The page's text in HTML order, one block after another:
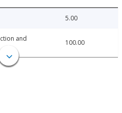
5.00
and
100.00